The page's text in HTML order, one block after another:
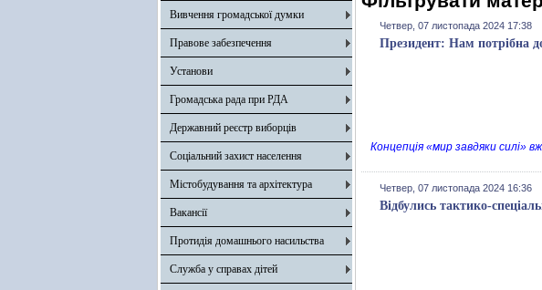
Вивчення громадської думки
Правове забезпечення
Установи
Громадська рада при РДА
Державний реєстр виборців
Соціальний захист населення
Містобудування та архітектура
Вакансії
Протидія домашнього насильства
Служба у справах дітей
Четвер, 07 листопада 2024 17:38
Президент: Нам потрібна
Концепція «мир завдяки силі»
Четвер, 07 листопада 2024 16:36
Відбулись тактико-